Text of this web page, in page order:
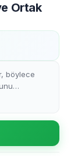
Ortak
böylece
ve...